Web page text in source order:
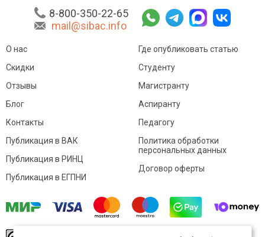
8-800-350-22-65
mail@sibac.info
О нас
Скидки
Отзывы
Блог
Контакты
Где опубликовать статью
Студенту
Магистранту
Аспиранту
Педагогу
Публикация в ВАК
Публикация в РИНЦ
Публикация в ЕГПНИ
Политика обработки
персональных данных
Договор оферты